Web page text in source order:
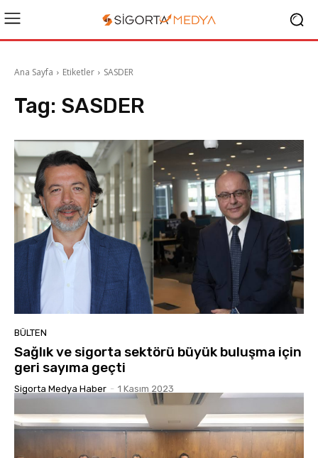
Ana Sayfa Etiketler SASDER
Tag: SASDER
BÜLTEN
Sağlık ve sigorta sektörü büyük buluşma için
geri sayıma geçti
Sigorta Medya Haber - 1 Kasım 2023